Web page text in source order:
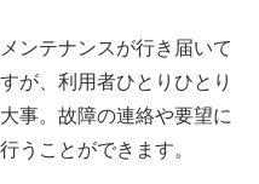
ンテナンスが行き届いて
が、利用者ひとりひとり
事。故障の連絡や要望に
うことができます。